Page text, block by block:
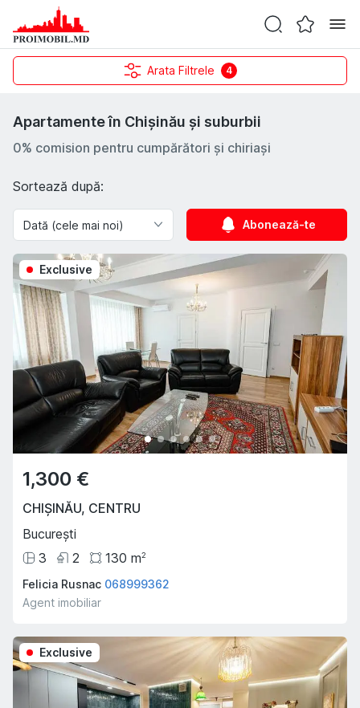
Arata Filtrele 4
Apartamente în Chișinău și suburbii
0% comision pentru cumpărători și chiriași
Sortează după:
Abonează-te
Exclusive
1,300 €
CHIȘINĂU, CENTRU
București
3
2 130 m2
Felicia Rusnac 068999362
Agent imobiliar
Exclusive